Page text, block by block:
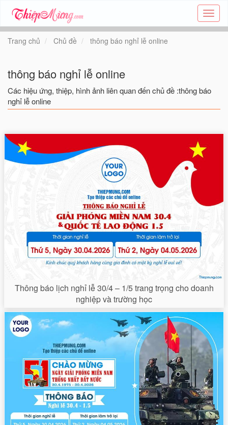
Tạo
thiệp
online
-
Trang chủ Chủ đề thông báo nghỉ lễ online
thông báo nghỉ lễ online
Các hiệu ứng, thiệp, hình ảnh liên quan đến chủ đề :thông báo
nghỉ lễ online
Thông báo lịch nghỉ lễ 30/4 – 1/5 trang trọng cho doanh
nghiệp và trường học